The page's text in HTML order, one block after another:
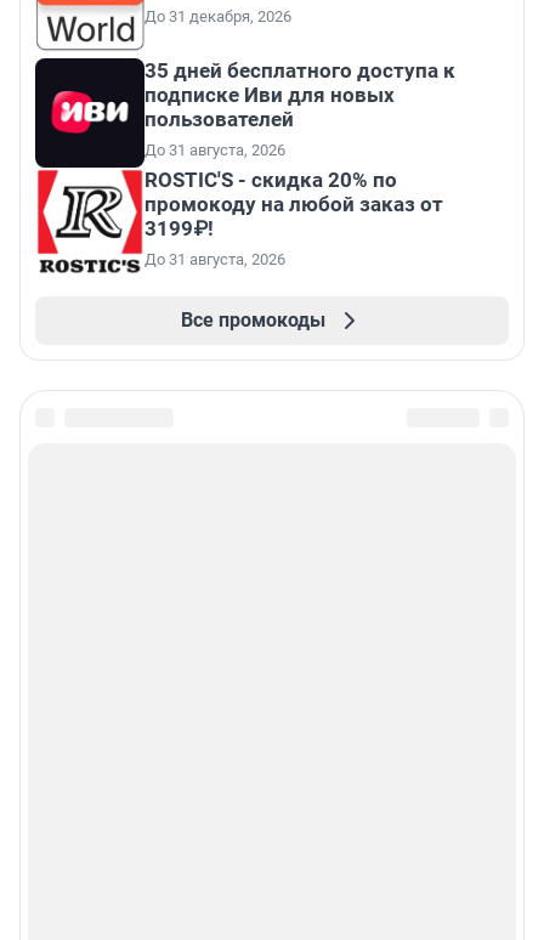
До 31 декабря, 2026
35 дней бесплатного доступа к
подписке Иви для новых
пользователей
До 31 августа, 2026
ROSTIC'S - скидка 20% по
промокоду на любой заказ от
3199₽!
До 31 августа, 2026
Все промокоды